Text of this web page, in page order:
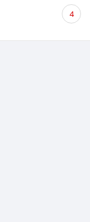
댓
글 4